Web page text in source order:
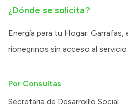
¿Dónde se solicita?
Energía para tu Hogar:
rionegrinos sin acceso al
Por Consultas
Secretaria de Desarrolllo Social